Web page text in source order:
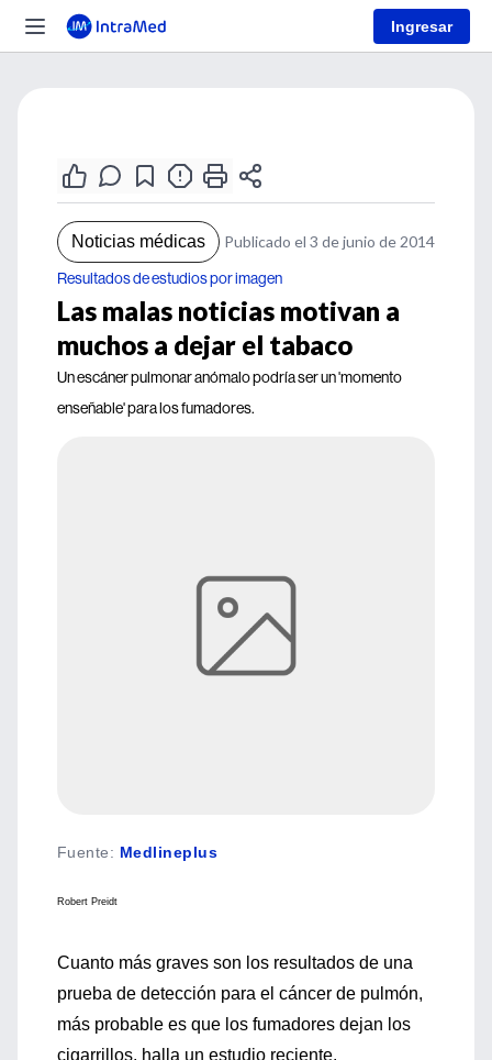
Ingresar
Noticias médicas Publicado el 3 de junio de 2014
Resultados de estudios por imagen
Las malas noticias motivan a
muchos a dejar el tabaco
Un escáner pulmonar anómalo podría ser un 'momento
enseñable' para los fumadores.
Fuente: Medlineplus
Robert Preidt
Cuanto más graves son los resultados de una
prueba de detección para el cáncer de pulmón,
más probable es que los fumadores dejan los
cigarrillos, halla un estudio reciente.